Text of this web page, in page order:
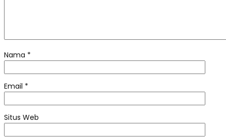
Nama *
Email *
Situs Web